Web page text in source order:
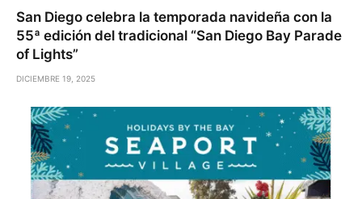
San Diego celebra la temporada navideña con la
55ª edición del tradicional “San Diego Bay Parade
of Lights”
DICIEMBRE 19, 2025